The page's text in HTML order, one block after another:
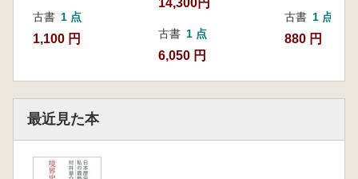
古書 1 点
1,100 円 古書 1 点
6,050 円
古書 1 点
880 円
最近見た本